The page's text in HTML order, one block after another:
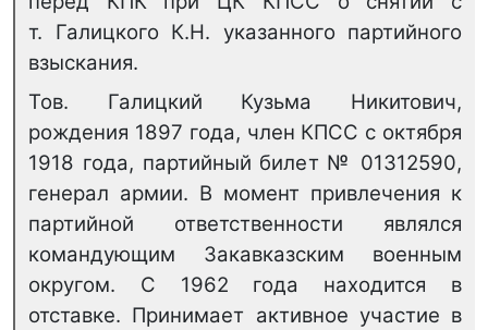
т. Галицкого К.Н. указанного партийного
взыскания.
Тов. Галицкий Кузьма Никитович,
рождения 1897 года, член КПСС с октября
1918 года, партийный билет № 01312590,
генерал армии. В момент привлечения к
партийной ответственности являлся
командующим Закавказским военным
округом. С 1962 года находится в
отставке. Принимает активное участие в